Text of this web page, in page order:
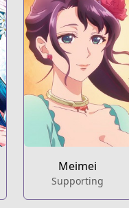
Meimei
Supporting